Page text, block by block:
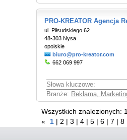
PRO-KREATOR Agencja
ul. Piłsudskiego 62
48-303 Nysa
opolskie
biuro@pro-kreator.com
662 069 997
Słowa kluczowe:
Branże: Reklama,
Wszystkich znalezionych:
«
1 2 3 4 5 6 7 8